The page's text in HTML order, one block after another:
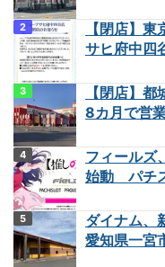
【閉店】
サヒ府中四
【閉店】
8カ月で営
フィールズ
始動 パチ
ダイナム、
愛知県一宮